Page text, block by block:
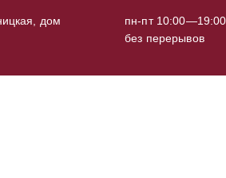
дом
пн-пт 10:00—19:00,
без перерывов